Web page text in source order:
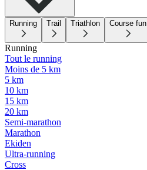
Running Trail Triathlon Course fun
Running
Tout le running
Moins de 5 km
5 km
10 km
15 km
20 km
Semi-marathon
Marathon
Ekiden
Ultra-running
Cross